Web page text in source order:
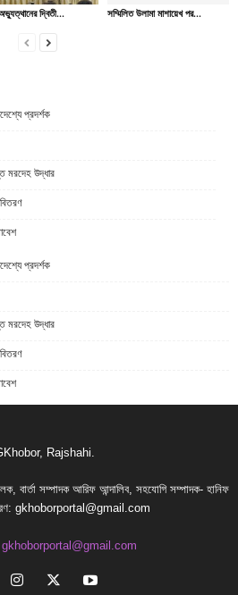
দ্বিতী... সম্মিলিত উলামা মাশায়েখ পর...
প্রদর্শক
মরদেহ উদ্ধার
প্রদর্শক
মরদেহ উদ্ধার
বার্তা সম্পাদক আরিফ আন্দালিব, সহযোগি সম্পাদক- হানিফ
gkhoborportal@gmail.com
gkhoborportal@gmail.com